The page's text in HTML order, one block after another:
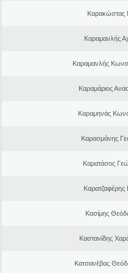
Καρακώστας
Καραμανλής
Καραμανλής
Καραμάριος
Καραμηνάς
Καρασμάνης
Καρατάσος
Καρατζαφέρης
Κασίμης
Καστανίδης
Κατσανέβας